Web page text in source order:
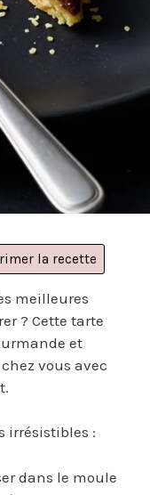
la recette
meilleures
? Cette tarte
et
vous avec
irrésistibles :
dans le moule